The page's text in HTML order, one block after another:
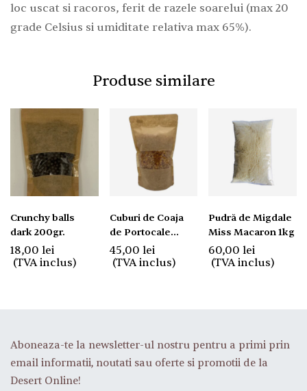
loc uscat si racoros, ferit de razele soarelui (max 20
grade Celsius si umiditate relativa max 65%).
Produse similare
Crunchy balls
dark 200gr.
18,00 lei
(TVA inclus)
Cuburi de Coaja
de Portocale
Confiate 1kg
45,00 lei
(TVA inclus)
Pudră de Migdale
Miss Macaron 1kg
60,00lei
(TVA inclus)
Aboneaza-te la newsletter-ul nostru pentru a primi prin
email informatii, noutati sau oferte si promotii de la
Desert Online!